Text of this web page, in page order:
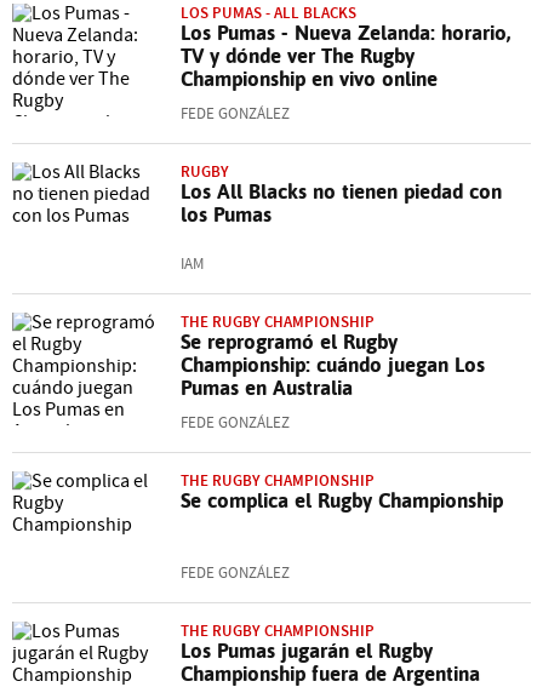
LOS PUMAS - ALL BLACKS
Los Pumas - Nueva Zelanda: horario,
TV y dónde ver The Rugby
Championship en vivo online
FEDE GONZÁLEZ
RUGBY
Los All Blacks no tienen piedad con
los Pumas
IAM
THE RUGBY CHAMPIONSHIP
Se reprogramó el Rugby
Championship: cuándo juegan Los
Pumas en Australia
FEDE GONZÁLEZ
THE RUGBY CHAMPIONSHIP
Se complica el Rugby Championship
FEDE GONZÁLEZ
THE RUGBY CHAMPIONSHIP
Los Pumas jugarán el Rugby
Championship fuera de Argentina